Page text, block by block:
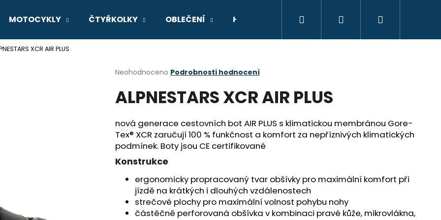
MOTOCYKLY ČTYŘKOLKY OBLEČENÍ HELMY NÁHRADNÍ DÍLY DÁRKOVÝ
Přihlášení
XCR AIR PLUS
Průměrné
produktu
je
5
hvězdiček.
Neohodnoceno Podrobnosti hodnocení
ALPNESTARS XCR AIR PLUS
nová generace cestovních bot AIR PLUS s klimatickou membránou Gore-
Tex® XCR zaručují 100 % funkčnost a komfort za nepříznivých klimatických
podmínek. Boty jsou CE certifikované
Konstrukce
ergonomicky propracovaný tvar obšívky pro maximální komfort při
jízdě na krátkých i dlouhých vzdálenostech
strečové plochy pro maximální volnost pohybu nohy
částěčně perforovaná obšívka v kombinaci pravé kůže, mikrovlákna,
Co potřebujete najít?
HLEDAT
8R
V-STROM 800DE